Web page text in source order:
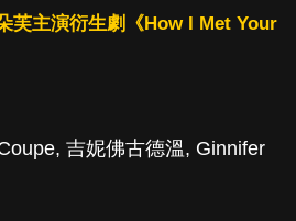
芙主演衍生劇《How I Met Your
, 吉妮佛古德溫, Ginnifer